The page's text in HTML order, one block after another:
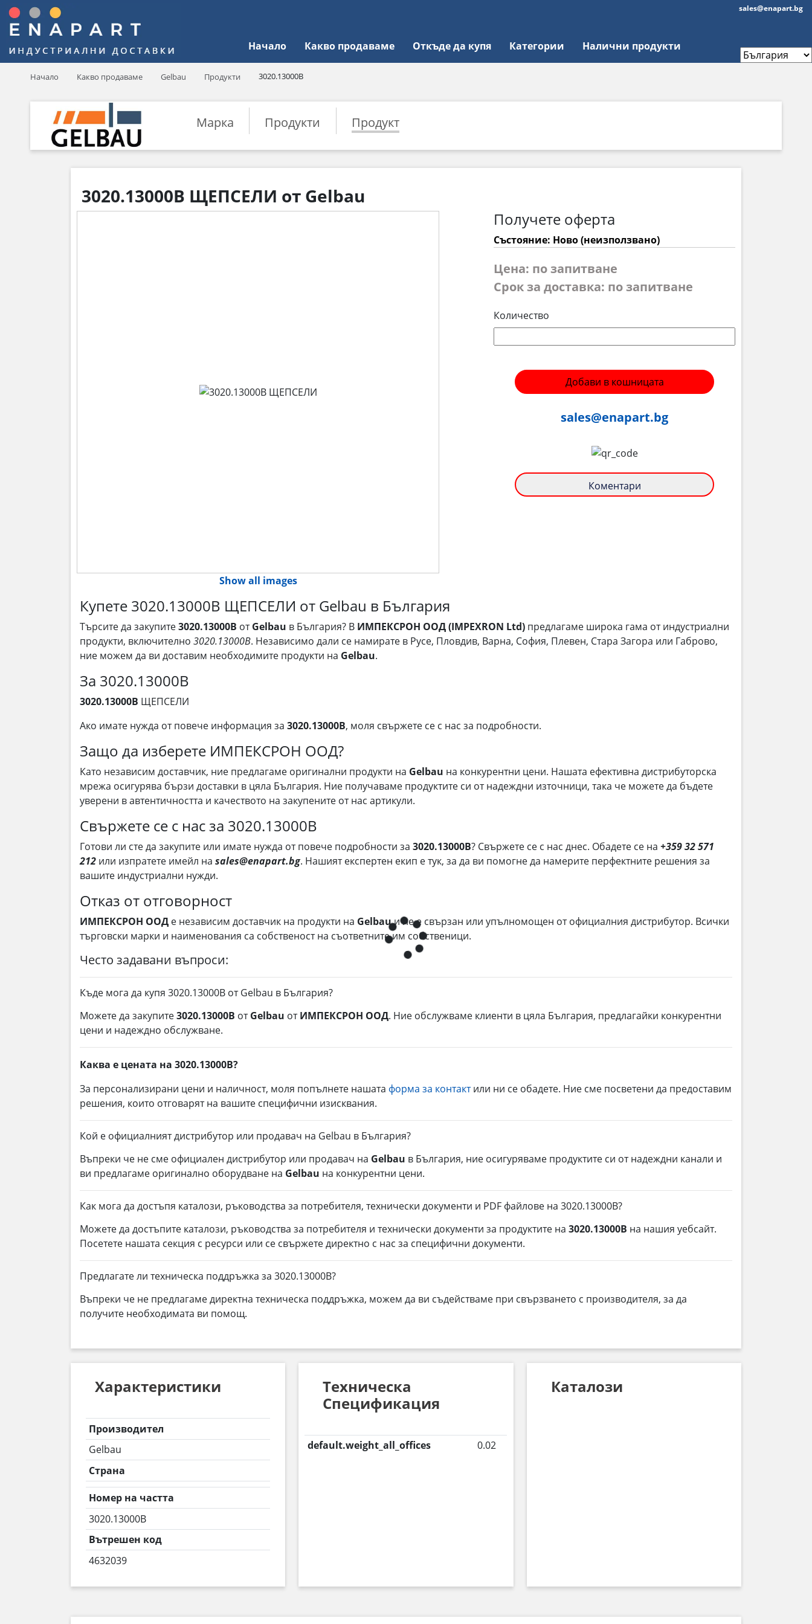
Начало Какво продаваме Откъде да купя Категории Налични продукти
sales@enapart.bg
Начало Какво продаваме Gelbau Продукти 3020.13000B
Марка Продукти Продукт
3020.13000B ЩЕПСЕЛИ от Gelbau
Show all images
Получете оферта
Състояние: Ново (неизползвано)
Цена: по запитване
Срок за доставка: по запитване
Количество
Добави в кошницата
sales@enapart.bg
Коментари
Купете 3020.13000B ЩЕПСЕЛИ от Gelbau в България
Търсите да закупите3020.13000B отGelbau в България? В ИМПЕКСРОН ООД (IMPEXRON Ltd) предлагаме широка гама от индустриални
продукти, включително 3020.13000B. Независимо дали се намирате в Русе, Пловдив, Варна, София, Плевен, Стара Загора или Габрово,
ние можем да ви доставим необходимите продукти на Gelbau.
За 3020.13000B
3020.13000B ЩЕПСЕЛИ
Ако имате нужда от повече информация за 3020.13000B, моля свържете се с нас за подробности.
Защо да изберете ИМПЕКСРОН ООД?
Като независим доставчик, ние предлагаме оригинални продукти на Gelbau на конкурентни цени. Нашата ефективна дистрибуторска
мрежа осигурява бързи доставки в цяла България. Ние получаваме продуктите си от надеждни източници, така че можете да бъдете
уверени в автентичността и качеството на закупените от нас артикули.
Свържете се с нас за 3020.13000B
Готови ли сте да закупите или имате нужда от повече подробности за 3020.13000B? Свържете се с нас днес. Обадете се на +359 32 571
212 или изпратете имейл на sales@enapart.bg. Нашият експертен екип е тук, за да ви помогне да намерите перфектните решения за
вашите индустриални нужди.
Отказ от отговорност
ИМПЕКСРОН ООД е независим доставчик на продукти на Gelbauи не е свързан или упълномощен от официалния дистрибутор. Всички
търговски марки и наименования са собственост на съответните им собственици.
Често задавани въпроси:
Къде мога да купя 3020.13000B от Gelbau в България?
Можете да закупите3020.13000B отGelbau отИМПЕКСРОН ООД. Ние обслужваме клиенти в цяла България, предлагайки конкурентни
цени и надеждно обслужване.
Каква е цената на 3020.13000B?
За персонализирани цени и наличност, моля попълнете нашата форма за контактили ни се обадете. Ние сме посветени да предоставим
решения, които отговарят на вашите специфични изисквания.
Кой е официалният дистрибутор или продавач на Gelbau в България?
Въпреки че не сме официален дистрибутор или продавач на Gelbau в България, ние осигуряваме продуктите си от надеждни канали и
ви предлагаме оригинално оборудване на Gelbau на конкурентни цени.
Как мога да достъпя каталози, ръководства за потребителя, технически документи и PDF файлове на 3020.13000B?
Можете да достъпите каталози, ръководства за потребителя и технически документи за продуктите на 3020.13000B на нашия уебсайт.
Посетете нашата секция с ресурси или се свържете директно с нас за специфични документи.
Предлагате ли техническа поддръжка за 3020.13000B?
Въпреки че не предлагаме директна техническа поддръжка, можем да ви съдействаме при свързването с производителя, за да
получите необходимата ви помощ.
Характеристики
Производител
Gelbau
Страна
Номер на частта
3020.13000B
Вътрешен код
4632039
Техническа
Спецификация
default.weight_all_offices 0.02
Каталози